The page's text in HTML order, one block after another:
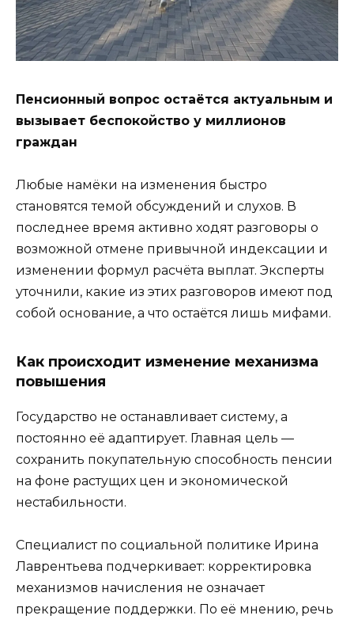
Пенсионный вопрос остаётся актуальным и
вызывает беспокойство у миллионов
граждан
Любые намёки на изменения быстро
становятся темой обсуждений и слухов. В
последнее время активно ходят разговоры о
возможной отмене привычной индексации и
изменении формул расчёта выплат. Эксперты
уточнили, какие из этих разговоров имеют под
собой основание, а что остаётся лишь мифами.
Как происходит изменение механизма
повышения
Государство не останавливает систему, а
постоянно её адаптирует. Главная цель —
сохранить покупательную способность пенсии
на фоне растущих цен и экономической
нестабильности.
Специалист по социальной политике Ирина
Лаврентьева подчеркивает: корректировка
механизмов начисления не означает
прекращение поддержки. По её мнению, речь